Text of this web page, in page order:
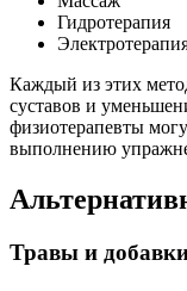
Гидротерапия
Каждый из этих
суставов и
физиотерапевты
выполнению
Травы и